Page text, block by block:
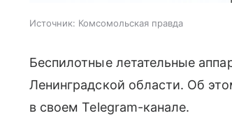
Источник: Комсомольская правда
Беспилотные летательные
Ленинградской области. Об
в своем Telegram-канале.